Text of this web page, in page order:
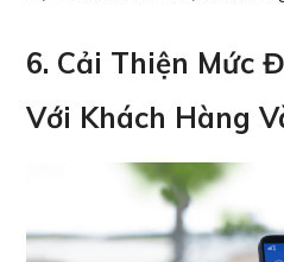
6. Cải Thiện Mức
Với Khách Hàng